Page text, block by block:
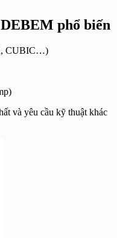
phổ biến
CUBIC…)
và yêu cầu kỹ thuật khác